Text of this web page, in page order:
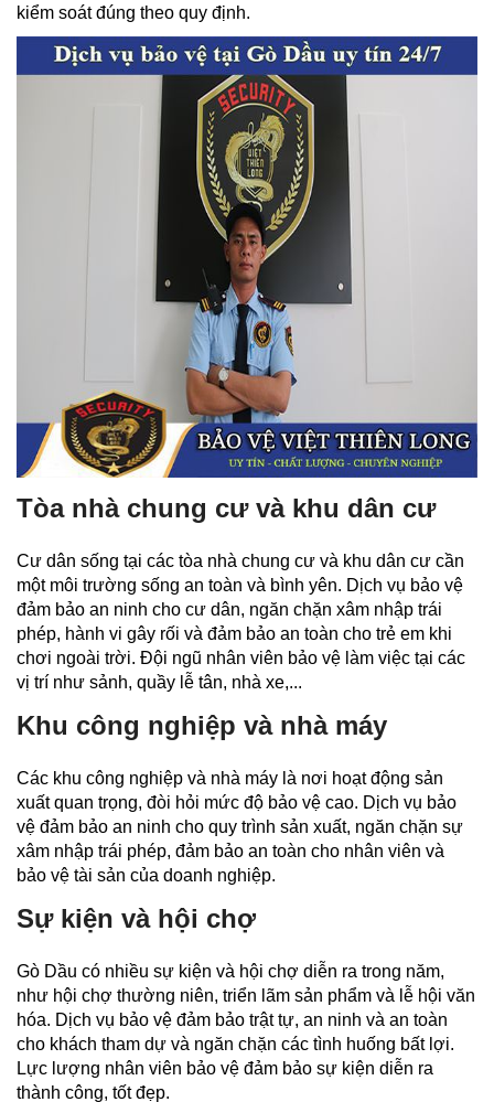
kiểm soát đúng theo quy định.
Tòa nhà chung cư và khu dân cư
Cư dân sống tại các tòa nhà chung cư và khu dân cư cần
một môi trường sống an toàn và bình yên. Dịch vụ bảo vệ
đảm bảo an ninh cho cư dân, ngăn chặn xâm nhập trái
phép, hành vi gây rối và đảm bảo an toàn cho trẻ em khi
chơi ngoài trời. Đội ngũ nhân viên bảo vệ làm việc tại các
vị trí như sảnh, quầy lễ tân, nhà xe,...
Khu công nghiệp và nhà máy
Các khu công nghiệp và nhà máy là nơi hoạt động sản
xuất quan trọng, đòi hỏi mức độ bảo vệ cao. Dịch vụ bảo
vệ đảm bảo an ninh cho quy trình sản xuất, ngăn chặn sự
xâm nhập trái phép, đảm bảo an toàn cho nhân viên và
bảo vệ tài sản của doanh nghiệp.
Sự kiện và hội chợ
Gò Dầu có nhiều sự kiện và hội chợ diễn ra trong năm,
như hội chợ thường niên, triển lãm sản phẩm và lễ hội văn
hóa. Dịch vụ bảo vệ đảm bảo trật tự, an ninh và an toàn
cho khách tham dự và ngăn chặn các tình huống bất lợi.
Lực lượng nhân viên bảo vệ đảm bảo sự kiện diễn ra
thành công, tốt đẹp.